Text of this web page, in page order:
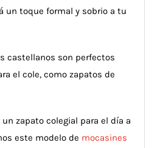
un toque formal y sobrio a tu
castellanos son perfectos
el cole, como zapatos de
zapato colegial para el día a
este modelo de mocasines